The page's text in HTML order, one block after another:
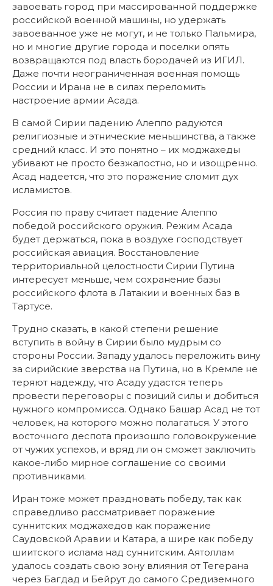
завоевать город при массированной поддержке
российской военной машины, но удержать
завоеванное уже не могут, и не только Пальмира,
но и многие другие города и поселки опять
возвращаются под власть бородачей из ИГИЛ.
Даже почти неограниченная военная помощь
России и Ирана не в силах переломить
настроение армии Асада.
В самой Сирии падению Алеппо радуются
религиозные и этнические меньшинства, а также
средний класс. И это понятно – их моджахеды
убивают не просто безжалостно, но и изощренно.
Асад надеется, что это поражение сломит дух
исламистов.
Россия по праву считает падение Алеппо
победой российского оружия. Режим Асада
будет держаться, пока в воздухе господствует
российская авиация. Восстановление
территориальной целостности Сирии Путина
интересует меньше, чем сохранение базы
российского флота в Латакии и военных баз в
Тартусе.
Трудно сказать, в какой степени решение
вступить в войну в Сирии было мудрым со
стороны России. Западу удалось переложить вину
за сирийские зверства на Путина, но в Кремле не
теряют надежду, что Асаду удастся теперь
провести переговоры с позиций силы и добиться
нужного компромисса. Однако Башар Асад не тот
человек, на которого можно полагаться. У этого
восточного деспота произошло головокружение
от чужих успехов, и вряд ли он сможет заключить
какое-либо мирное соглашение со своими
противниками.
Иран тоже может праздновать победу, так как
справедливо рассматривает поражение
суннитских моджахедов как поражение
Саудовской Аравии и Катара, а шире как победу
шиитского ислама над суннитским. Аятоллам
удалось создать свою зону влияния от Тегерана
через Багдад и Бейрут до самого Средиземного